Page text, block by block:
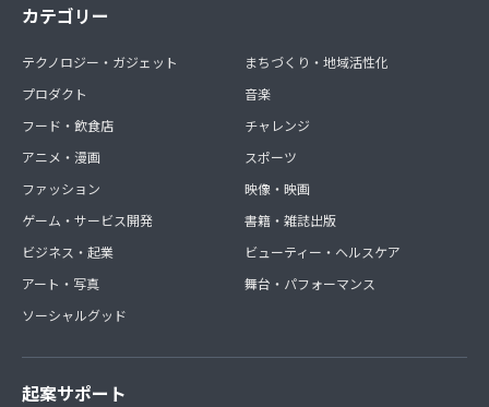
カテゴリー
テクノロジー・ガジェット
プロダクト
フード・飲食店
アニメ・漫画
ファッション
ゲーム・サービス開発
ビジネス・起業
アート・写真
ソーシャルグッド
まちづくり・地域活性化
音楽
チャレンジ
スポーツ
映像・映画
書籍・雑誌出版
ビューティー・ヘルスケア
舞台・パフォーマンス
起案サポート